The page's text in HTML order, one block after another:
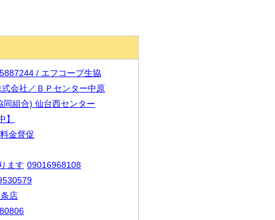
/ エフコープ生協
会社／ＢＰセンター中原
組合) 仙台西センター
金督促
ます 09016968108
店